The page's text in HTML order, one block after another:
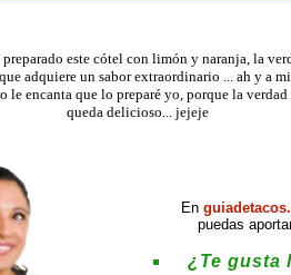
preparado este cótel con limón y naranja, la
adquiere un sabor extraordinario ... ah y a mi
le encanta que lo preparé yo, porque la verdad
queda delicioso... jejeje
En
puedas
¿Te gusta